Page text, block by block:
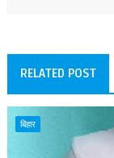
RELATED POST
बिहार